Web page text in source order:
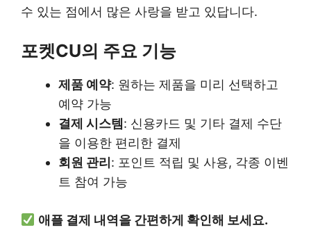
수 있는 점에서 많은 사랑을 받고 있답니다.
포켓CU의 주요 기능
제품 예약: 원하는 제품을 미리 선택하고
예약 가능
결제 시스템 : 신용카드 및 기타 결제 수단
을 이용한 편리한 결제
회원 관리 : 포인트 적립 및 사용, 각종 이벤
트 참여 가능
애플 결제 내역을 간편하게 확인해 보세요.